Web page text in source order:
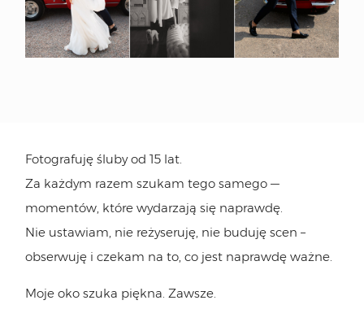
Fotografuję śluby od 15 lat.
Za każdym razem szukam tego samego —
momentów, które wydarzają się naprawdę.
Nie ustawiam, nie reżyseruję, nie buduję scen –
obserwuję i czekam na to, co jest naprawdę ważne.
Moje oko szuka piękna. Zawsze.